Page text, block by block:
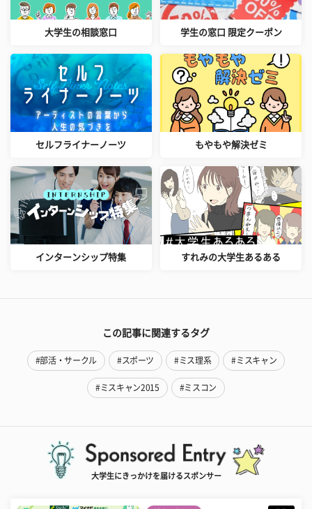
大学生の相談窓口 学生の窓口 限定クーポン
セルフライナーノーツ もやもや解決ゼミ
インターンシップ特集 すれみの大学生あるある
この記事に関連するタグ
#部活・サークル #スポーツ #ミス理系 #ミスキャン
#ミスキャン2015 #ミスコン
大学生にきっかけを届けるスポンサー